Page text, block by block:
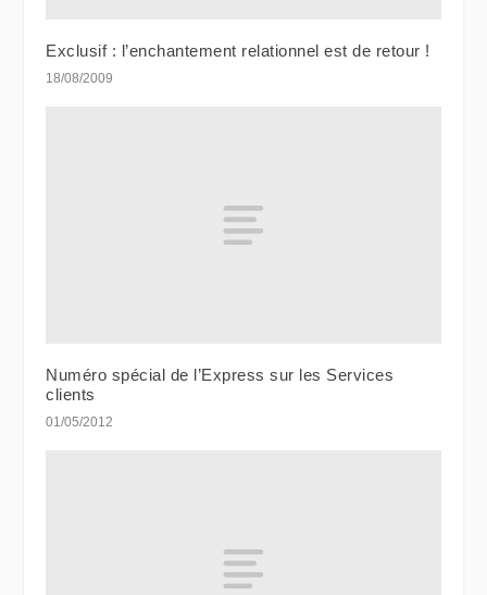
Exclusif : l’enchantement relationnel est de retour !
18/08/2009
Numéro spécial de l’Express sur les Services
clients
01/05/2012